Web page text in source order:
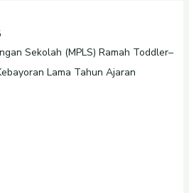
Sekolah (MPLS) Ramah Toddler–
Lama Tahun Ajaran